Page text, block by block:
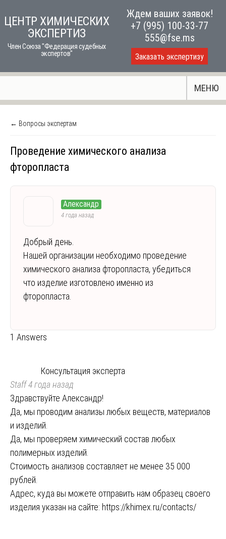
toЦЕНТР ХИМИЧЕСКИХ
ЭКСПЕРТИЗ
Член Союза "Федерация судебных
экспертов"
Ждем ваших заявок!
+7 (995) 100-33-77
555@fse.ms
Заказать экспертизу
МЕНЮ
← Вопросы экспертам
Проведение химического анализа
фторопласта
Александр
4 года назад
Добрый день.
Нашей организации необходимо проведение
химического анализа фторопласта, убедиться
что изделие изготовлено именно из
фторопласта.
1 Answers
Консультация эксперта
Staff4 года назад
Здравствуйте Александр!
Да, мы проводим анализы любых веществ, материалов
и изделий.
Да, мы проверяем химический состав любых
полимерных изделий.
Стоимость анализов составляет не менее 35 000
рублей.
Адрес, куда вы можете отправить нам образец своего
изделия указан на сайте: https://khimex.ru/contacts/